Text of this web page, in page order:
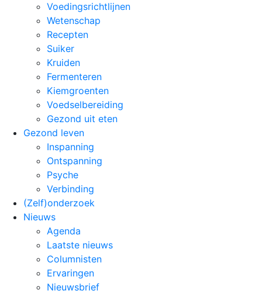
Voedingsrichtlijnen
Wetenschap
Recepten
Suiker
Kruiden
Fermenteren
Kiemgroenten
Voedselbereiding
Gezond uit eten
Gezond leven
Inspanning
Ontspanning
Psyche
Verbinding
(Zelf)onderzoek
Nieuws
Agenda
Laatste nieuws
Columnisten
Ervaringen
Nieuwsbrief